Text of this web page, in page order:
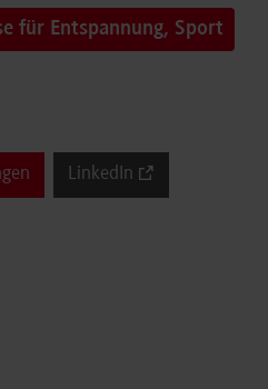
für Entspannung, Sport
LinkedIn